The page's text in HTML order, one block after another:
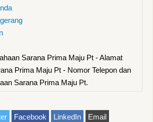
Sarana Prima Maju Pt - Alamat
Prima Maju Pt - Nomor Telepon dan
Sarana Prima Maju Pt.
Facebook LinkedIn Email